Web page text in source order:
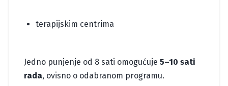
terapijskim centrima
Jedno punjenje od 8 sati omogućuje 5–10 sati
rada, ovisno o odabranom programu.